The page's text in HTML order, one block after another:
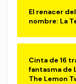
El renacer
nombre: La
Cinta de 16
fantasma de
The Lemon